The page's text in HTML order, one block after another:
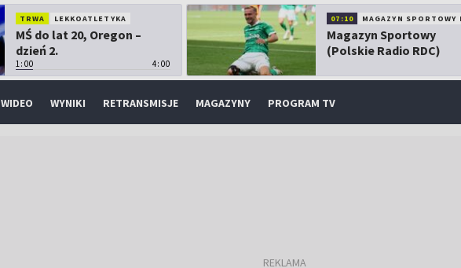
TRWA LEKKOATLETYKA
MŚ do lat 20, Oregon –
dzień 2.
1:00 4:00
07:10 MAGAZYN SPORTOWY
Magazyn Sportowy
(Polskie Radio RDC)
WIDEO WYNIKI RETRANSMISJE MAGAZYNY PROGRAM TV